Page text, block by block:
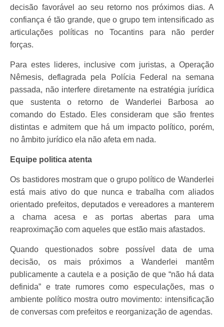
decisão favorável ao seu retorno nos próximos dias. A
confiança é tão grande, que o grupo tem intensificado as
articulações políticas no Tocantins para não perder
forças.
Para estes lideres, inclusive com juristas, a Operação
Nêmesis, deflagrada pela Polícia Federal na semana
passada, não interfere diretamente na estratégia jurídica
que sustenta o retorno de Wanderlei Barbosa ao
comando do Estado. Eles consideram que são frentes
distintas e admitem que há um impacto político, porém,
no âmbito jurídico ela não afeta em nada.
Equipe politica atenta
Os bastidores mostram que o grupo político de Wanderlei
está mais ativo do que nunca e trabalha com aliados
orientado prefeitos, deputados e vereadores a manterem
a chama acesa e as portas abertas para uma
reaproximação com aqueles que estão mais afastados.
Quando questionados sobre possível data de uma
decisão, os mais próximos a Wanderlei mantêm
publicamente a cautela e a posição de que “não há data
definida” e trate rumores como especulações, mas o
ambiente político mostra outro movimento: intensificação
de conversas com prefeitos e reorganização de agendas.